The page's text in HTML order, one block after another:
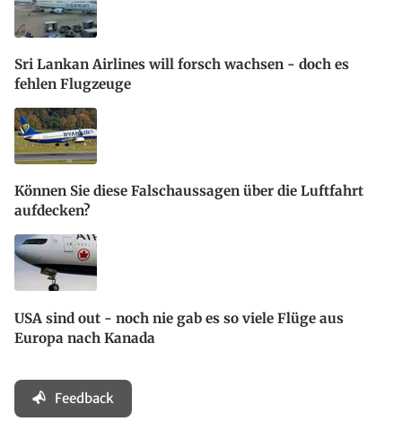
Sri Lankan Airlines will forsch wachsen - doch es
fehlen Flugzeuge
Können Sie diese Falschaussagen über die Luftfahrt
aufdecken?
USA sind out - noch nie gab es so viele Flüge aus
Europa nach Kanada
Feedback